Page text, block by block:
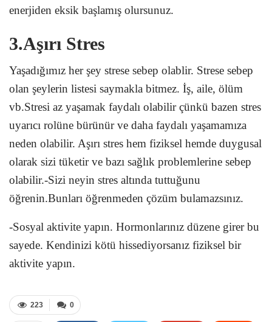
enerjiden eksik başlamış olursunuz.
3.Aşırı Stres
Yaşadığımız her şey strese sebep olablir. Strese sebep
olan şeylerin listesi saymakla bitmez. İş, aile, ölüm
vb.Stresi az yaşamak faydalı olabilir çünkü bazen stres
uyarıcı rolüne bürünür ve daha faydalı yaşamamıza
neden olabilir. Aşırı stres hem fiziksel hemde duygusal
olarak sizi tüketir ve bazı sağlık problemlerine sebep
olabilir.-Sizi neyin stres altında tuttuğunu
öğrenin.Bunları öğrenmeden çözüm bulamazsınız.
-Sosyal aktivite yapın. Hormonlarınız düzene girer bu
sayede. Kendinizi kötü hissediyorsanız fiziksel bir
aktivite yapın.
0
223